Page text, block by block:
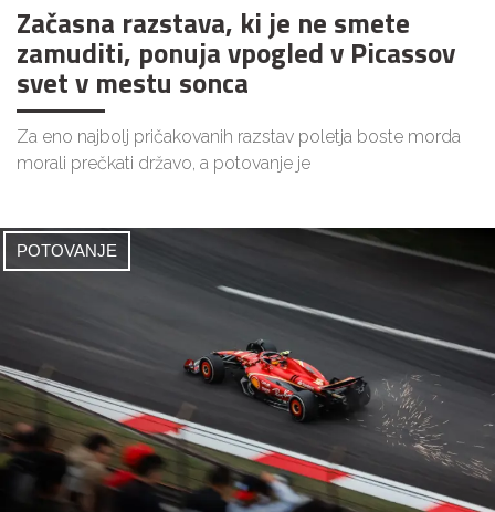
Začasna razstava, ki je ne smete
zamuditi, ponuja vpogled v Picassov
svet v mestu sonca
Za eno najbolj pričakovanih razstav poletja boste morda
morali prečkati državo, a potovanje je
POTOVANJE